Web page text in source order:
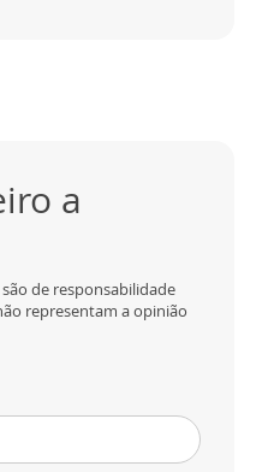
a
de responsabilidade
representam a opinião